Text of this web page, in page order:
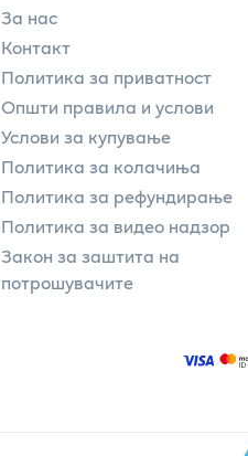
За нас
Контакт
Политика за приватност
Општи правила и услови
Услови за купување
Политика за колачиња
Политика за рефундирање
Политика за видео надзор
Закон за заштита на
потрошувачите